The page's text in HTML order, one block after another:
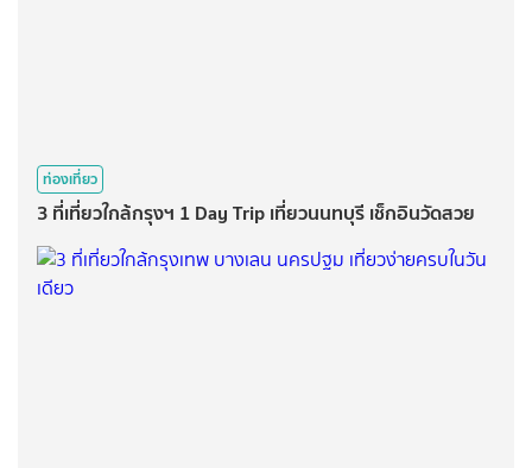
ท่องเที่ยว
3 ที่เที่ยวใกล้กรุงฯ 1 Day Trip เที่ยวนนทบุรี เช็กอินวัดสวย